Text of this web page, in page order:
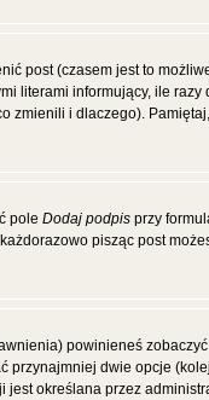
post (czasem jest to
literami informujący, ile
i dlaczego).
pole Dodaj podpis przy
pisząc post
powinieneś
przynajmniej dwie opcje
jest określana przez